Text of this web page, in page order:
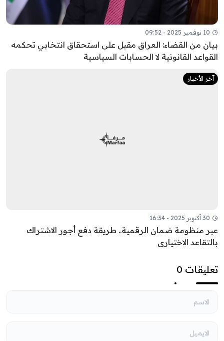
10 نوفمبر 2025 - 09:52
من القضاء: العراق مقبل على استحقاق انتخابي تحكمه
القانونية لا الحسابات السياسية
آخر الأخبار
30 أكتوبر 2025 - 16:34
منظومة ضمان الرقمية.. طريقة دفع أجور الاشتراك
الاختياري
0